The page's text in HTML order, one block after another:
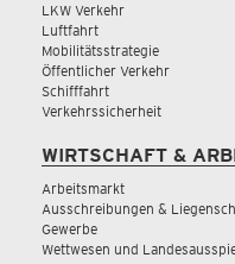
LKW Verkehr
Luftfahrt
Mobilitätsstrategie
Öffentlicher Verkehr
Schifffahrt
Verkehrssicherheit
WIRTSCHAFT &
Arbeitsmarkt
Ausschreibungen &
Gewerbe
Wettwesen und